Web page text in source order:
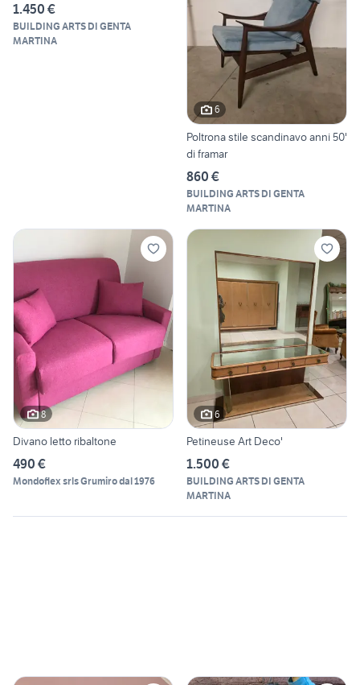
1.450 €
BUILDING ARTS DI GENTA
MARTINA
6
Poltrona stile scandinavo anni 50'
di framar
860 €
BUILDING ARTS DI GENTA
MARTINA
8
Divano letto ribaltone
490 €
Mondoflex srls Grumiro dal 1976
6
Petineuse Art Deco'
1.500 €
BUILDING ARTS DI GENTA
MARTINA